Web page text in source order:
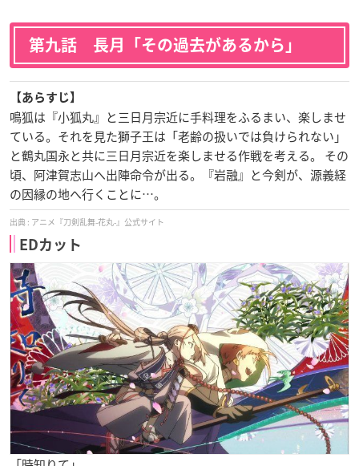
第九話 長月「その過去があるから」
【あらすじ】
鳴狐は『小狐丸』と三日月宗近に手料理をふるまい、楽しませ
ている。それを見た獅子王は「老齢の扱いでは負けられない」
と鶴丸国永と共に三日月宗近を楽しませる作戦を考える。 その
頃、阿津賀志山へ出陣命令が出る。『岩融』と今剣が、源義経
の因縁の地へ行くことに…。
アニメ『刀剣乱舞-花丸-』公式サイト
EDカット